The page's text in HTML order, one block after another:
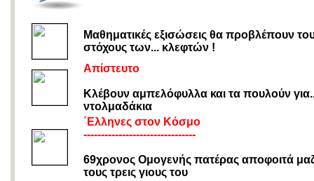
Μαθηματικές εξισώσεις θα προβλέπουν
στόχους των... κλεφτών !
Απίστευτο
Κλέβουν αμπελόφυλλα και τα πουλούν
ντολμαδάκια
΄Ελληνες στον Κόσμο
--------------------------------
69χρονος Ομογενής πατέρας αποφοιτά
τους τρεις γιους του